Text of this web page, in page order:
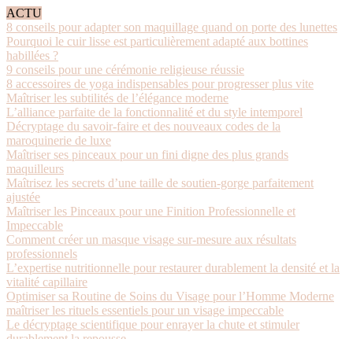
ACTU
8 conseils pour adapter son maquillage quand on porte des lunettes
Pourquoi le cuir lisse est particulièrement adapté aux bottines
habillées ?
9 conseils pour une cérémonie religieuse réussie
8 accessoires de yoga indispensables pour progresser plus vite
Maîtriser les subtilités de l’élégance moderne
L’alliance parfaite de la fonctionnalité et du style intemporel
Décryptage du savoir-faire et des nouveaux codes de la
maroquinerie de luxe
Maîtriser ses pinceaux pour un fini digne des plus grands
maquilleurs
Maîtrisez les secrets d’une taille de soutien-gorge parfaitement
ajustée
Maîtriser les Pinceaux pour une Finition Professionnelle et
Impeccable
Comment créer un masque visage sur-mesure aux résultats
professionnels
L’expertise nutritionnelle pour restaurer durablement la densité et la
vitalité capillaire
Optimiser sa Routine de Soins du Visage pour l’Homme Moderne
maîtriser les rituels essentiels pour un visage impeccable
Le décryptage scientifique pour enrayer la chute et stimuler